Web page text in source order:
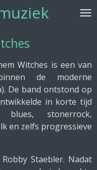
Witches is een van
de moderne
De band ontstond op
in korte tijd
stonerrock,
en zelfs progressieve
Robby Staebler. Nadat